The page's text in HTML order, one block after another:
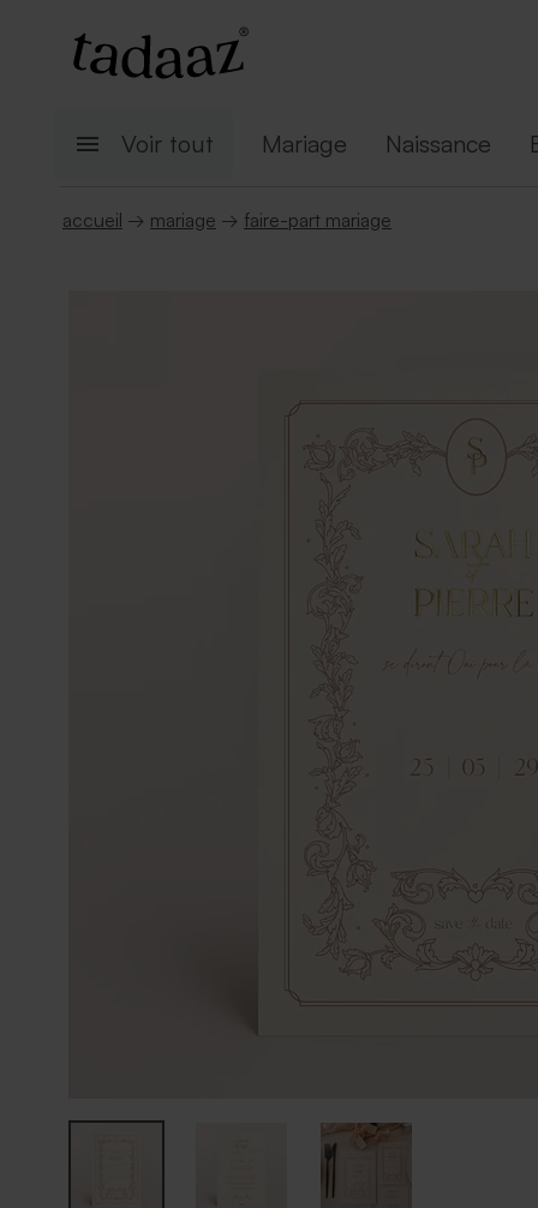
Voir tout Mariage Naissance
accueil → mariage → faire-part mariage